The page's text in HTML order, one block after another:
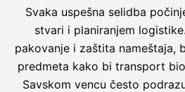
Svaka uspešna selidba
stvari i planiranjem
pakovanje i zaštita nameštaja,
predmeta kako bi transport
Savskom vencu često